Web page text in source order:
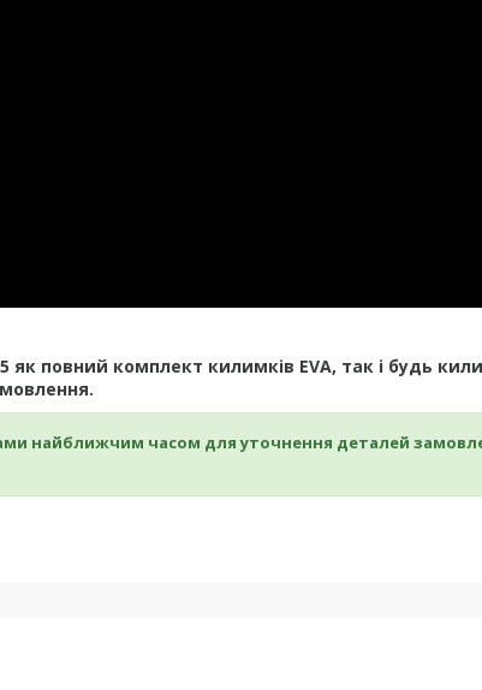
як повний комплект килимків EVA, так і будь
найближчим часом для уточнення деталей